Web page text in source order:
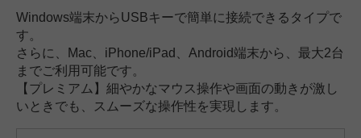
Windows端末からUSBキーで簡単に接続できるタイプで
す。
さらに、Mac、iPhone/iPad、Android端末から、最大2台
までご利用可能です。
【プレミアム】細やかなマウス操作や画面の動きが激し
いときでも、スムーズな操作性を実現します。